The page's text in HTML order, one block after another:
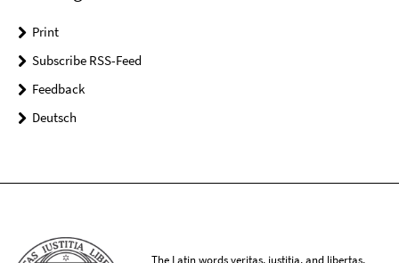
Print
Subscribe RSS-Feed
Feedback
Deutsch